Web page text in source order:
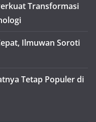
Transformasi
Ilmuwan Soroti
Tetap Populer di